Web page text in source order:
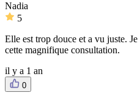
Nadia
5
Elle est trop douce et a vu juste.
cette magnifique consultation.
il y a 1 an
0